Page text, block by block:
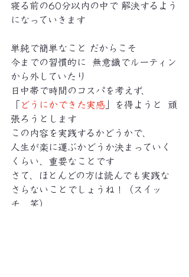
寝る前の60分以内の中で 解決するよう
になっていきます
単純で簡単なこと だからこそ
今までの習慣的に  無意識でルーティン
から外していたり
日中帯で時間のコスパを考えず、
どうにかできた実感 」を得ようと  頑
張ろうとします
この内容を実践するかどうかで、
人生が楽に運ぶかどうか決まっていく
くらい、重要なことです
さて、ほとんどの方は読んでも実践な
さらないことでしょうね！（スイッ
チ　笑）